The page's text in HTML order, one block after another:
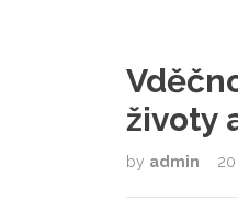
životy
by admin